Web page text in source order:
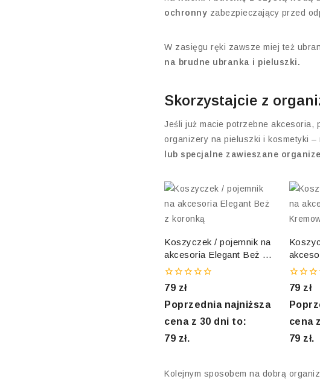
ochronny zabezpieczający przed
W zasięgu ręki zawsze miej też
na brudne ubranka i pieluszki.
Skorzystajcie z
Jeśli już macie potrzebne akcesoria,
organizery na pieluszki i kosmetyki –
lub specjalne zawieszane
Koszyczek / pojemnik na
akcesoria Elegant Beż z
koronką
0
out
of
79 zł
Poprzednia najniższa
cena z 30 dni to:
79 zł.
0
out
of
79 zł
cena
79 zł.
Kolejnym sposobem na dobrą